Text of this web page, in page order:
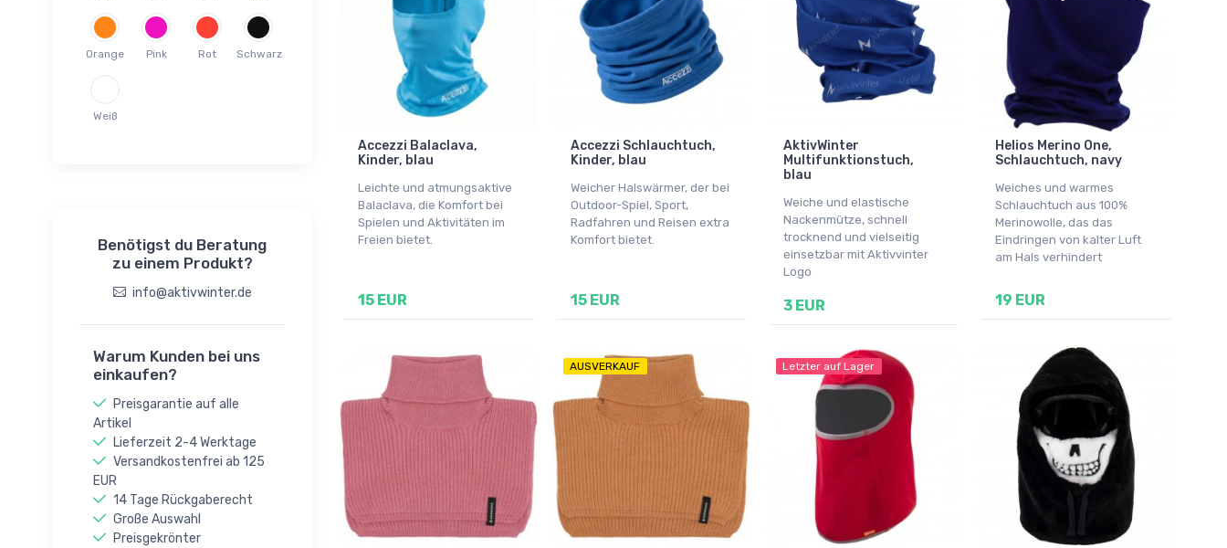
Orange Pink Rot Schwarz
Weiß
Benötigst du Beratung
zu einem Produkt?
info@aktivwinter.de
Warum Kunden bei uns
einkaufen?
Preisgarantie auf alle
Artikel
Lieferzeit 2-4 Werktage
Versandkostenfrei ab 125
EUR
14 Tage Rückgaberecht
Große Auswahl
Preisgekrönter
Accezzi Balaclava,
Kinder, blau
Leichte und atmungsaktive
Balaclava, die Komfort bei
Spielen und Aktivitäten im
Freien bietet.
15 EUR
Accezzi Schlauchtuch,
Kinder, blau
Weicher Halswärmer, der bei
Outdoor-Spiel, Sport,
Radfahren und Reisen extra
Komfort bietet.
15 EUR
AktivWinter
Multifunktionstuch,
blau
Weiche und elastische
Nackenmütze, schnell
trocknend und vielseitig
einsetzbar mit Aktivvinter
Logo
3 EUR
Helios Merino One,
Schlauchtuch, navy
Weiches und warmes
Schlauchtuch aus 100%
Merinowolle, das das
Eindringen von kalter Luft
am Hals verhindert
19 EUR
AUSVERKAUF Letzter auf Lager